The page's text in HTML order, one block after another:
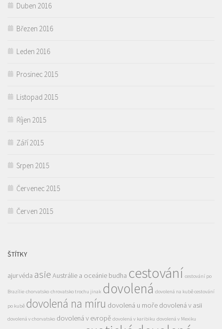
Duben 2016
Březen 2016
Leden 2016
Prosinec 2015
Listopad 2015
Říjen 2015
Září 2015
Srpen 2015
Červenec 2015
Červen 2015
ŠTÍTKY
ajurvéda asie Austrálie a oceánie budha cestování cestování po
Brazílie chorvatsko chrovatsko trochu jinak dovolená dovolená na kubě cestování
po kubě dovolená na míru dovolená u moře dovolená v asii
dovolená v chorvatsko dovolená v evropě dovolená v karibiku dovolená v Mexiku